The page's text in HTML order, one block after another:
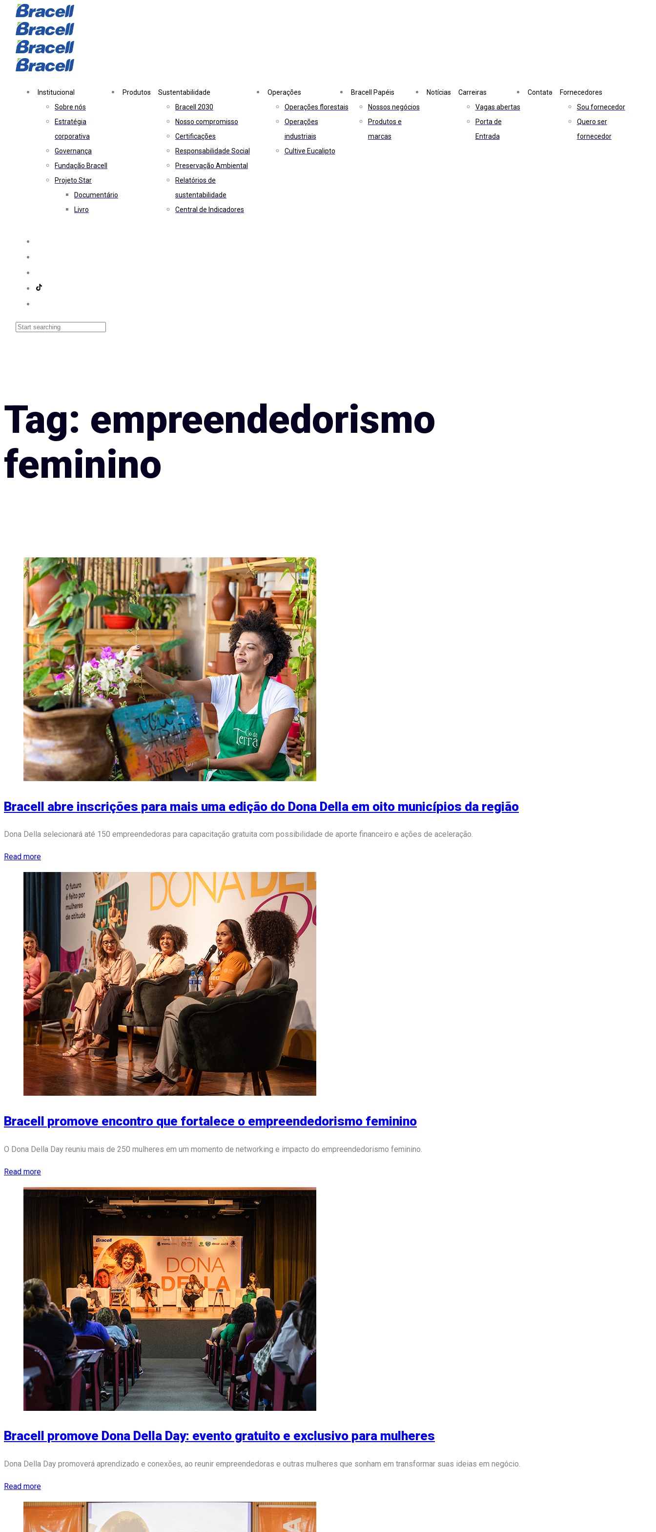
Skip
links
Skip
primary
navigation
Skip
Institucional
Sobre nós
Estratégia
corporativa
Governança
Fundação Bracell
Projeto Star
Documentário
Livro
Produtos
Sustentabilidade
Bracell 2030
Nosso compromisso
Certificações
Responsabilidade Social
Preservação Ambiental
Relatórios de
sustentabilidade
Central de Indicadores
Operações
Operações florestais
Operações
industriais
Cultive Eucalipto
Bracell Papéis
Nossos negócios
Produtos e
marcas
Notícias
Carreiras
Vagas abertas
Porta de
Entrada
Contato
Fornecedores
Sou fornecedor
Quero ser
fornecedor
Tag: empreendedorismo
feminino
Bracell abre inscrições para mais uma edição do Dona Della em oito municípios da região
Dona Della selecionará até 150 empreendedoras para capacitação gratuita com possibilidade de aporte financeiro e ações de aceleração.
Read more
Bracell promove encontro que fortalece o empreendedorismo feminino
O Dona Della Day reuniu mais de 250 mulheres em um momento de networking e impacto do empreendedorismo feminino.
Read more
Bracell promove Dona Della Day: evento gratuito e exclusivo para mulheres
Dona Della Day promoverá aprendizado e conexões, ao reunir empreendedoras e outras mulheres que sonham em transformar suas ideias em negócio.
Read more